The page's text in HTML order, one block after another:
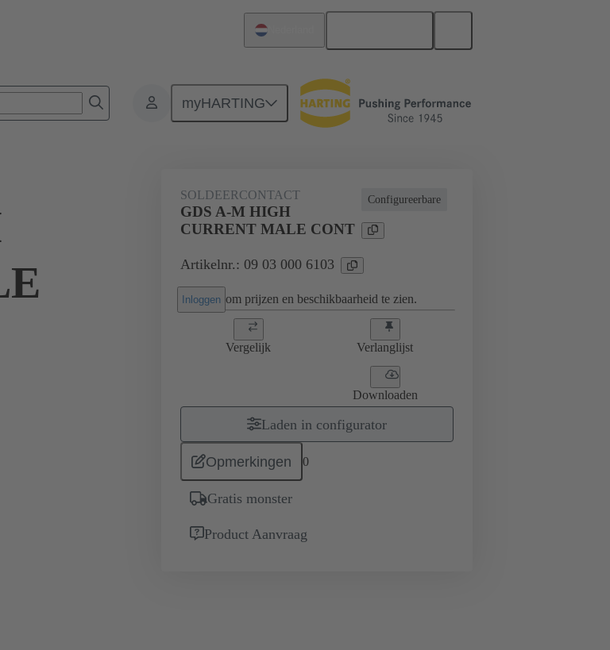
myHARTING
Configureerbare
SOLDEERCONTACT
GDS A-M HIGH
CURRENT MALE CONT
Artikelnr.: 09 03 000 6103
Inloggen om prijzen en beschikbaarheid te zien.
Vergelijk Verlanglijst
Downloaden
Laden in configurator
Opmerkingen 0
Gratis monster
Product Aanvraag